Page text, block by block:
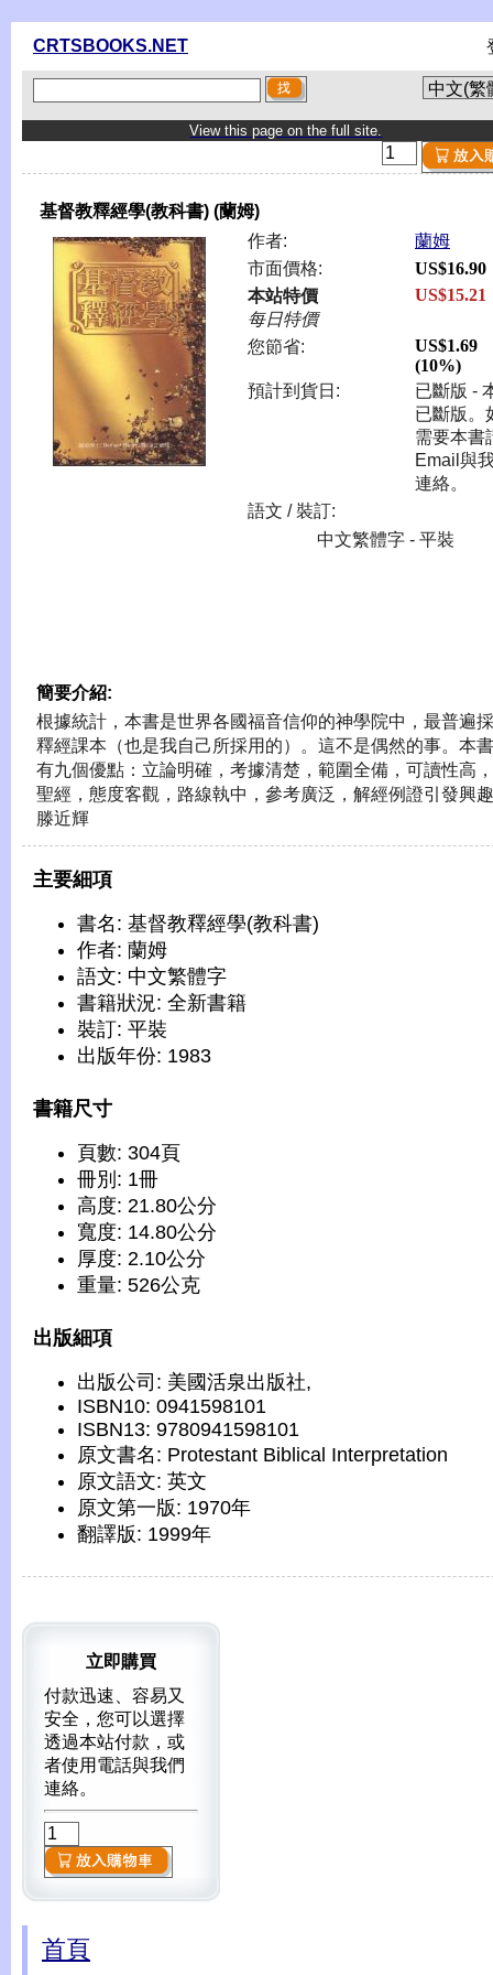
CRTSBOOKS.NET
View this page on the full site.
基督教釋經學(教科書) (蘭姆)
作者:
蘭姆
市面價格:
US$16.90
本站特價
每日特價
US$15.21
您節省:
US$1.69
(10%)
預計到貨日:
已斷版 -
已斷版。
需要本書
Email與
連絡。
語文 / 裝訂:
中文繁體字 - 平裝
簡要介紹:
根據統計，本書是世界各國福音信仰的神學院中，最普遍
釋經課本（也是我自己所採用的）。這不是偶然的事。本
有九個優點：立論明確，考據清楚，範圍全備，可讀性高
聖經，態度客觀，路線執中，參考廣泛，解經例證引發興
滕近輝
主要細項
書名: 基督教釋經學(教科書)
作者: 蘭姆
語文: 中文繁體字
書籍狀況: 全新書籍
裝訂: 平裝
出版年份: 1983
書籍尺寸
頁數: 304頁
冊別: 1冊
高度: 21.80公分
寬度: 14.80公分
厚度: 2.10公分
重量: 526公克
出版細項
出版公司: 美國活泉出版社,
ISBN10: 0941598101
ISBN13: 9780941598101
原文書名: Protestant Biblical Interpretation
原文語文: 英文
原文第一版: 1970年
翻譯版: 1999年
立即購買
付款迅速、容易又
安全，您可以選擇
透過本站付款，或
者使用電話與我們
連絡。
首頁